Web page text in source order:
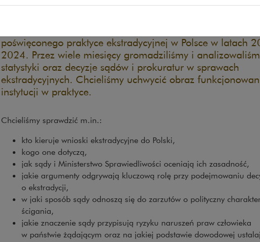
OPRACOWANIA15.10.2025
poświęconego praktyce ekstradycyjnej w Polsce w latach
2024. Przez wiele miesięcy gromadziliśmy i
statystyki oraz decyzje sądów i prokuratur w sprawach
ekstradycyjnych. Chcieliśmy uchwycić obraz
instytucji w praktyce.
Chcieliśmy sprawdzić m.in.:
kto kieruje wnioski ekstradycyjne do Polski,
kogo one dotyczą,
jak sądy i Ministerstwo Sprawiedliwości oceniają ich zasadność,
jakie argumenty odgrywają kluczową rolę przy podejmowaniu
o ekstradycji,
w jaki sposób sądy odnoszą się do zarzutów o polityczny
ścigania,
jakie znaczenie sądy przypisują ryzyku naruszeń praw człowieka
w państwie żądającym oraz na jakiej podstawie dowodowej